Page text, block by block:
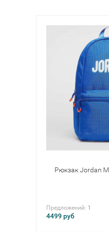
Рюкзак Jordan
Предложений: 1
4499руб